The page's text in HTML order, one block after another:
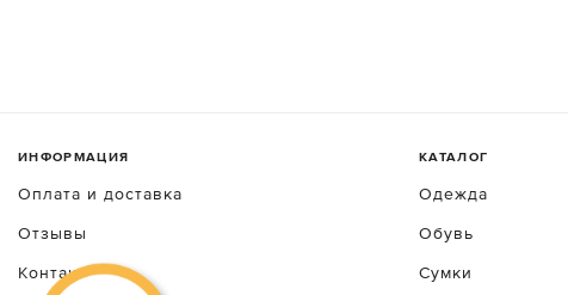
ИНФОРМАЦИЯ
Оплата и доставка
Отзывы
Контакты
КАТАЛОГ
Одежда
Обувь
Сумки